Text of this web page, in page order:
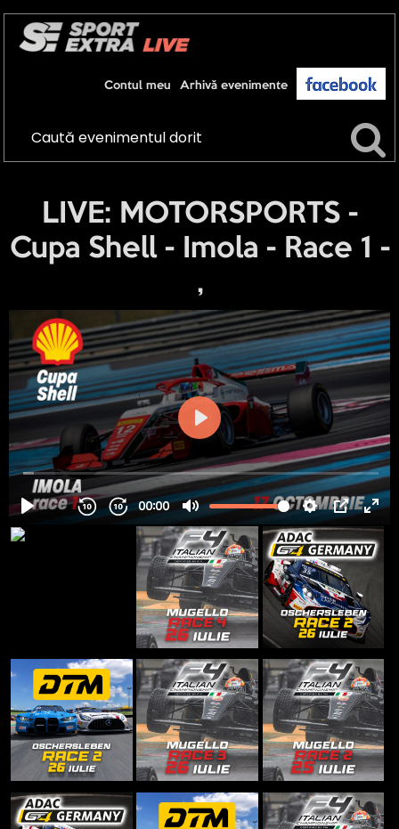
Arhivă evenimente
Contul meu
LIVE: MOTORSPORTS -
Cupa Shell - Imola - Race 1 -
,